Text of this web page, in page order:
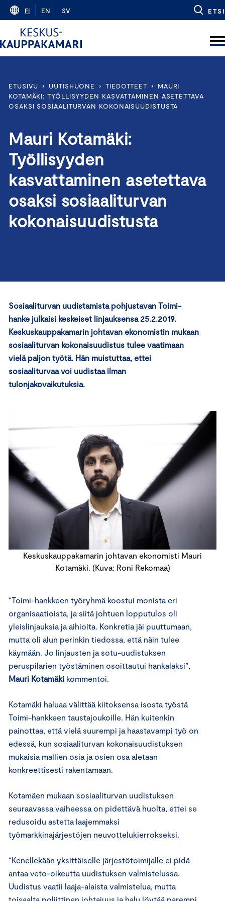
Skip
content
FI EN SV ETSI
ETUSIVU › UUTISHUONE › TIEDOTTEET ›
MAURI
KOTAMÄKI: TYÖLLISYYDEN KASVATTAMINEN ASETETTAVA
OSAKSI SOSIAALITURVAN KOKONAISUUDISTUSTA
Mauri Kotamäki:
Työllisyyden
kasvattaminen asetettava
osaksi sosiaaliturvan
kokonaisuudistusta
Sosiaaliturvan uudistamista pohjustavan Toimi-
hanke julkaisi keskeiset linjauksensa 25.2.2019.
Keskuskauppakamarin johtavan ekonomistin mukaan
sosiaaliturvan kokonaisuudistus tulee vaatimaan
vielä paljon työtä. Hän muistuttaa, ettei
sosiaaliturvaa voi uudistaa ilman
tulonjakovaikutuksia.
Keskuskauppakamarin johtavan ekonomisti Mauri
Kotamäki. (Kuva: Roni Rekomaa)
“Toimi-hankkeen työryhmä koostui monista eri
organisaatioista, ja siitä johtuen lopputulos oli
yleislinjauksia ja aihioita. Konkretia jäi puuttumaan,
mutta oli alun perinkin tiedossa, että näin tulee
käymään. Jo linjausten ja sotu-uudistuksen
peruspilarien työstäminen osoittautui hankalaksi”,
Mauri Kotamäki kommentoi.
Kotamäki haluaa välittää kiitoksensa isosta työstä
Toimi-hankkeen taustajoukoille. Hän kuitenkin
painottaa, että vielä suurempi ja haastavampi työ on
edessä, kun sosiaaliturvan kokonaisuudistuksen
mukaisia mallien osia ja osien osa aletaan
konkreettisesti rakentamaan.
Kotamäen mukaan sosiaaliturvan uudistuksen
seuraavassa vaiheessa on pidettävä huolta, ettei se
redusoidu astetta laajemmaksi
työmarkkinajärjestöjen neuvottelukierrokseksi.
“Kenellekään yksittäiselle järjestötoimijalle ei pidä
antaa veto-oikeutta uudistuksen valmistelussa.
Uudistus vaatii laaja-alaista valmistelua, mutta